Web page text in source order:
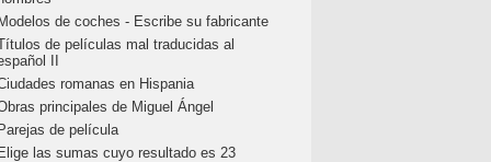
de coches - Escribe su fabricante
de películas mal traducidas al
II
romanas en Hispania
principales de Miguel Ángel
de película
las sumas cuyo resultado es 23